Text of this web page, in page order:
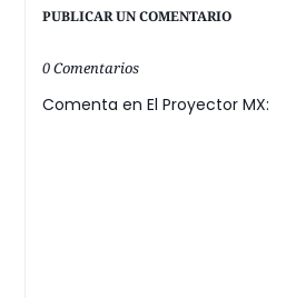
PUBLICAR UN COMENTARIO
0 Comentarios
Comenta en El Proyector MX: